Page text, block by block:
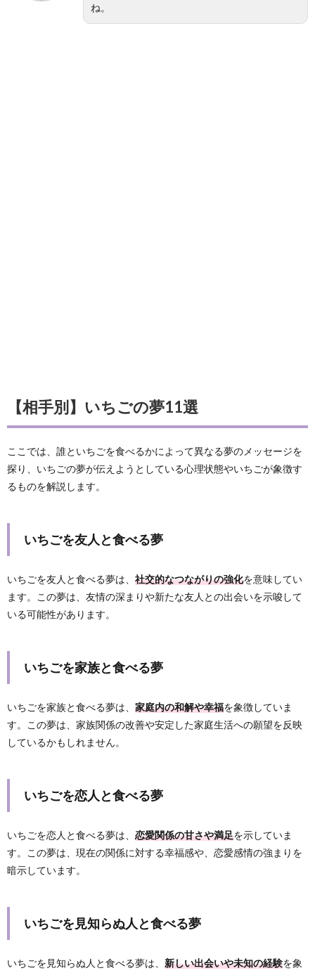
ね。
【相手別】いちごの夢11選
ここでは、誰といちごを食べるかによって異なる夢のメッセージを
探り、いちごの夢が伝えようとしている心理状態やいちごが象徴す
るものを解説します。
いちごを友人と食べる夢
いちごを友人と食べる夢は、 社交的なつながりの強化を意味してい
ます。この夢は、友情の深まりや新たな友人との出会いを示唆して
いる可能性があります。
いちごを家族と食べる夢
いちごを家族と食べる夢は、 家庭内の和解や幸福を象徴していま
す。この夢は、家族関係の改善や安定した家庭生活への願望を反映
しているかもしれません。
いちごを恋人と食べる夢
いちごを恋人と食べる夢は、 恋愛関係の甘さや満足を示していま
す。この夢は、現在の関係に対する幸福感や、恋愛感情の強まりを
暗示しています。
いちごを見知らぬ人と食べる夢
いちごを見知らぬ人と食べる夢は、 新しい出会いや未知の経験を象